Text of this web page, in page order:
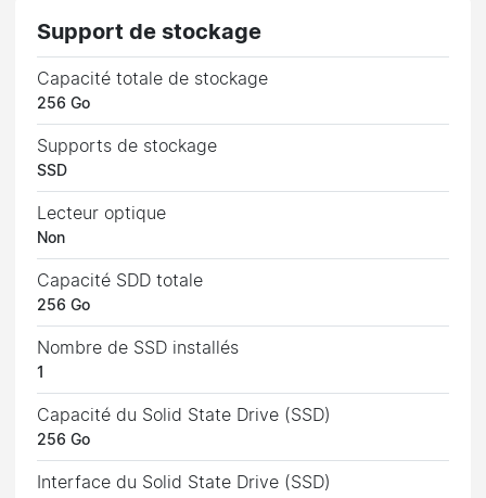
Support de stockage
Capacité totale de stockage
256 Go
Supports de stockage
SSD
Lecteur optique
Non
Capacité SDD totale
256 Go
Nombre de SSD installés
1
Capacité du Solid State Drive (SSD)
256 Go
Interface du Solid State Drive (SSD)